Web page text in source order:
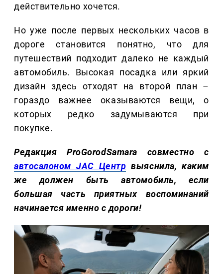
действительно хочется.
Но уже после первых нескольких часов в
дороге становится понятно, что для
путешествий подходит далеко не каждый
автомобиль. Высокая посадка или яркий
дизайн здесь отходят на второй план –
гораздо важнее оказываются вещи, о
которых редко задумываются при
покупке.
Редакция ProGorodSamara совместно с
автосалоном JAC Центр выяснила, каким
же должен быть автомобиль, если
большая часть приятных воспоминаний
начинается именно с дороги!